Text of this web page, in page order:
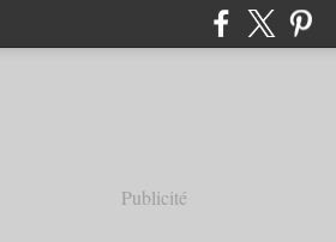
Publicité